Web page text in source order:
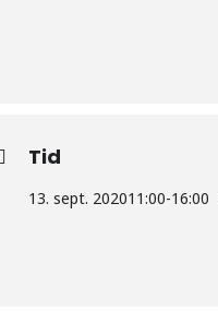
Tid
13. sept. 202011:00-16:00